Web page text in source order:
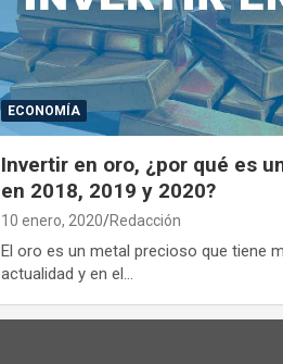
ECONOMÍA
Invertir en oro, ¿por qué es
en 2018, 2019 y 2020?
10 enero, 2020 Redacción
El oro es un metal precioso que tiene
actualidad y en el…